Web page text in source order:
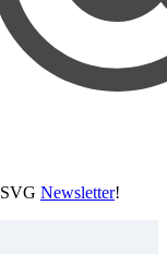
Newsletter!